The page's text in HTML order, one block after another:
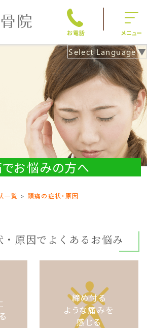
お電話 メニュー
Select Language▼
お悩みの方へ
一覧 頭痛の症状・原因
・原因でよくあるお悩み
締め付る
ような痛みを
感じる